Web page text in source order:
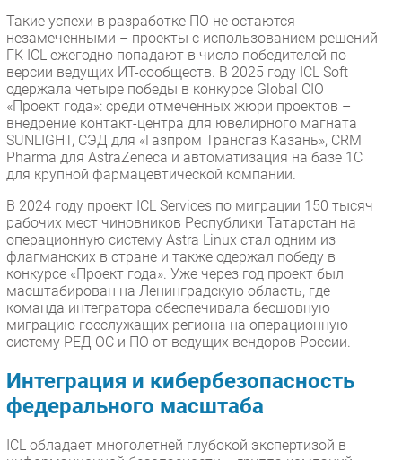
Такие успехи в разработке ПО не остаются
незамеченными – проекты с использованием решений
ГК ICL ежегодно попадают в число победителей по
версии ведущих ИТ-сообществ. В 2025 году ICL Soft
одержала четыре победы в конкурсе Global CIO
«Проект года»: среди отмеченных жюри проектов –
внедрение контакт-центра для ювелирного магната
SUNLIGHT, СЭД для «Газпром Трансгаз Казань», CRM
Pharma для AstraZeneca и автоматизация на базе 1С
для крупной фармацевтической компании.
В 2024 году проект ICL Services по миграции 150 тысяч
рабочих мест чиновников Республики Татарстан на
операционную систему Astra Linux стал одним из
флагманских в стране и также одержал победу в
конкурсе «Проект года». Уже через год проект был
масштабирован на Ленинградскую область, где
команда интегратора обеспечивала бесшовную
миграцию госслужащих региона на операционную
систему РЕД ОС и ПО от ведущих вендоров России.
Интеграция и кибербезопасность
федерального масштаба
ICL обладает многолетней глубокой экспертизой в